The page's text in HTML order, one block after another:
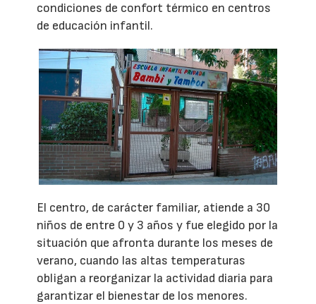
condiciones de confort térmico en centros
de educación infantil.
El centro, de carácter familiar, atiende a 30
niños de entre 0 y 3 años y fue elegido por la
situación que afronta durante los meses de
verano, cuando las altas temperaturas
obligan a reorganizar la actividad diaria para
garantizar el bienestar de los menores.